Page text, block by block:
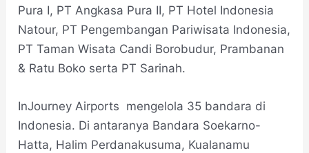
Pura I, PT Angkasa Pura II, PT Hotel Indonesia
Natour, PT Pengembangan Pariwisata Indonesia,
PT Taman Wisata Candi Borobudur, Prambanan
& Ratu Boko serta PT Sarinah.
InJourney Airports mengelola 35 bandara di
Indonesia. Di antaranya Bandara Soekarno-
Hatta, Halim Perdanakusuma, Kualanamu